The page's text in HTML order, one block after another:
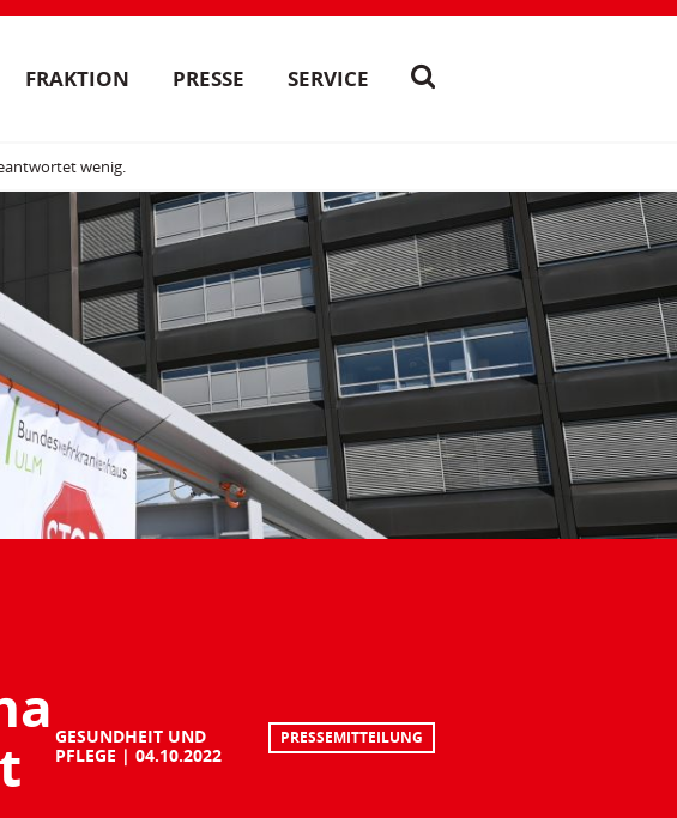
FRAKTION PRESSE SERVICE
wenig.
GESUNDHEIT UND
PFLEGE
04.10.2022
PRESSEMITTEILUNG